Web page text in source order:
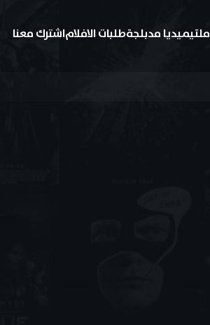
ملتيميديا مدبلجةطلبات الافلاماشترك معنا